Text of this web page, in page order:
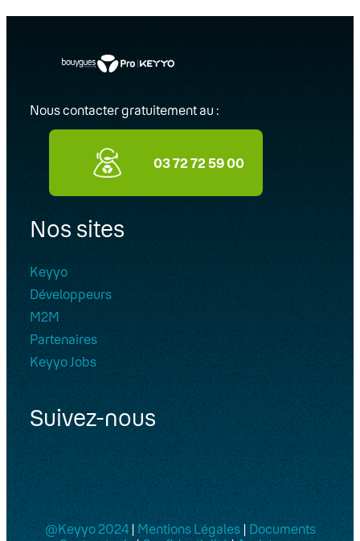
Nous contacter gratuitement au :
03 72 72 59 00
Nos sites
Keyyo
Développeurs
M2M
Partenaires
Keyyo Jobs
Suivez-nous
@Keyyo 2024| Mentions Légales|Documents